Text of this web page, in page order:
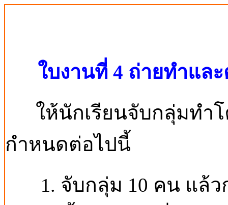
ใบงานที่ 4 ถ่ายทำแล
ให้นักเรียนจับกลุ่มทำโ
กำหนดต่อไปนี้
1. จับกลุ่ม 10 คน แล้